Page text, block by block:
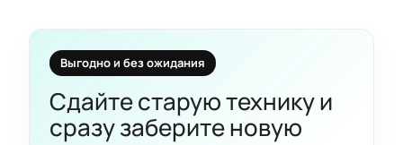
Выгодно и без ожидания
Сдайте старую технику и
сразу заберите новую